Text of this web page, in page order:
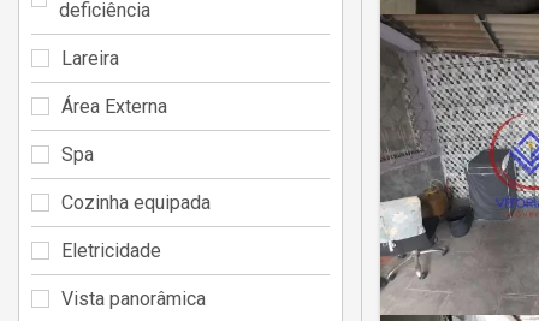
deficiência
Lareira
Área Externa
Spa
Cozinha equipada
Eletricidade
Vista panorâmica